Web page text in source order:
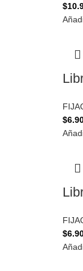
$
$
$